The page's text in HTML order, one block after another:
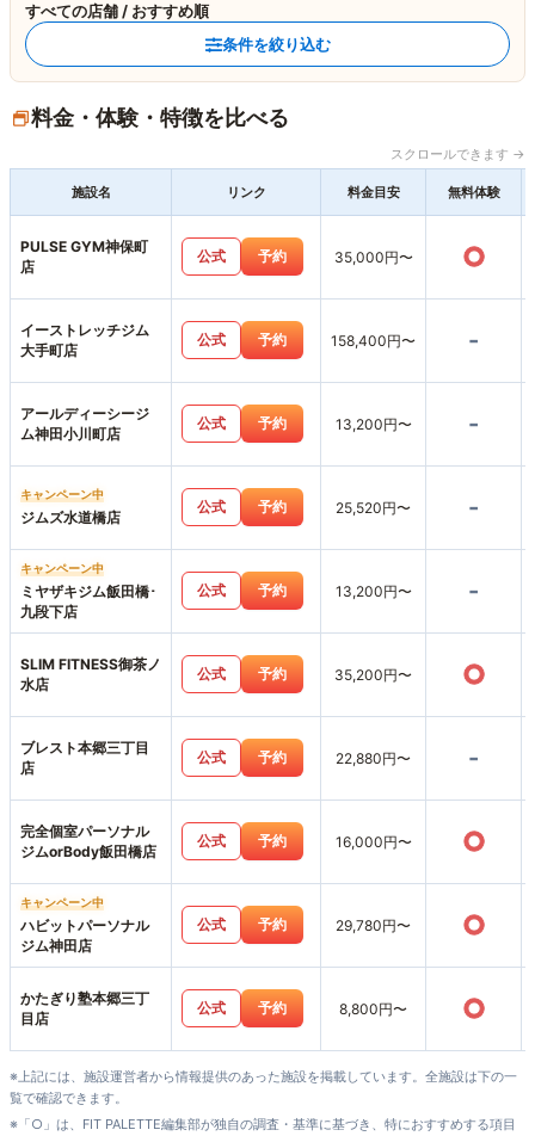
すべての店舗 / おすすめ順
条件を絞り込む
料金・体験・特徴を比べる
スクロールできます →
施設名 リンク 料金目安 無料体験
PULSE GYM神保町
店
公式 予約 35,000円〜 ○
イーストレッチジム
大手町店
公式 予約 158,400円〜 -
アールディーシージ
ム神田小川町店
公式 予約 13,200円〜 -
キャンペーン中
ジムズ水道橋店
公式 予約 25,520円〜 -
キャンペーン中
ミヤザキジム飯田橋･
九段下店
公式 予約 13,200円〜 -
SLIM FITNESS御茶ノ
水店
公式 予約 35,200円〜 ○
ブレスト本郷三丁目
店
公式 予約 22,880円〜 -
完全個室パーソナル
ジムorBody飯田橋店
公式 予約 16,000円〜 ○
キャンペーン中
ハビットパーソナル
ジム神田店
公式 予約 29,780円〜 ○
かたぎり塾本郷三丁
目店
公式 予約 8,800円〜 ○
※上記には、施設運営者から情報提供のあった施設を掲載しています。全施設は下の一
覧で確認できます。
※「○」は、FIT PALETTE編集部が独自の調査・基準に基づき、特におすすめする項目